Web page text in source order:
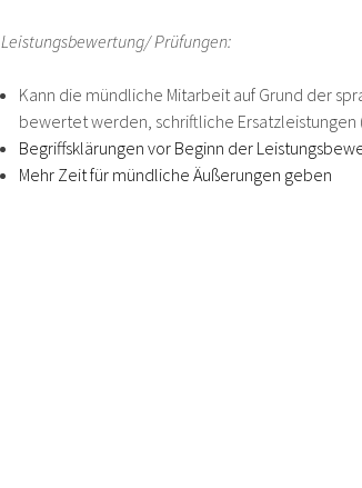
Leistungsbewertung/ Prüfungen:
Kann die mündliche Mitarbeit auf Grund der
bewertet werden, schriftliche Ersatzleistungen
Begriffsklärungen vor Beginn der
Mehr Zeit für mündliche Äußerungen geben